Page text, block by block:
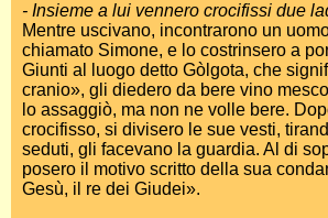
- Insieme a lui vennero crocifissi due
Mentre uscivano, incontrarono un
chiamato Simone, e lo costrinsero a
Giunti al luogo detto Gòlgota, che
cranio», gli diedero da bere vino
lo assaggiò, ma non ne volle bere.
crocifisso, si divisero le sue vesti,
seduti, gli facevano la guardia. Al di
posero il motivo scritto della sua
Gesù, il re dei Giudei».